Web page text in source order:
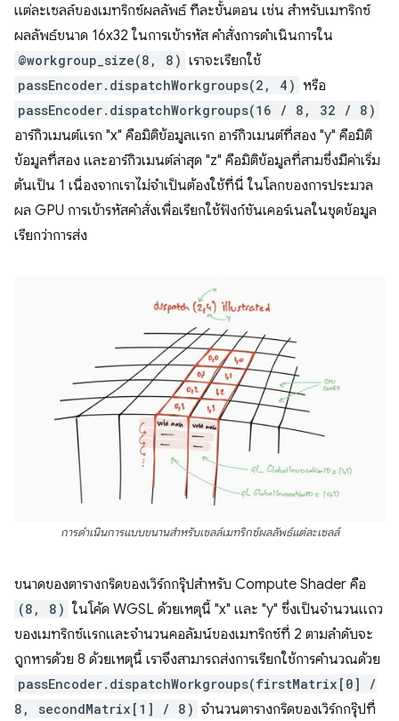
แต่ละเซลล์ของเมทริกซ์ผลลัพธ์ ทีละขั้นตอน เช่น สำหรับเมทริกซ์
ผลลัพธ์ขนาด 16x32 ในการเข้ารหัส คำสั่งการดำเนินการใน
@workgroup_size(8, 8) เราจะเรียกใช้
passEncoder.dispatchWorkgroups(2, 4) หรือ
passEncoder.dispatchWorkgroups(16 / 8, 32 / 8)
อาร์กิวเมนต์แรก "x" คือมิติข้อมูลแรก อาร์กิวเมนต์ที่สอง "y" คือมิติ
ข้อมูลที่สอง และอาร์กิวเมนต์ล่าสุด "z" คือมิติข้อมูลที่สามซึ่งมีค่าเริ่ม
ต้นเป็น 1 เนื่องจากเราไม่จำเป็นต้องใช้ที่นี่ ในโลกของการประมวล
ผล GPU การเข้ารหัสคำสั่งเพื่อเรียกใช้ฟังก์ชันเคอร์เนลในชุดข้อมูล
เรียกว่าการส่ง
การดำเนินการแบบขนานสำหรับเซลล์เมทริกซ์ผลลัพธ์แต่ละเซลล์
ขนาดของตารางกริดของเวิร์กกรุ๊ปสำหรับ Compute Shader คือ
(8, 8) ในโค้ด WGSL ด้วยเหตุนี้ "x" และ "y" ซึ่งเป็นจำนวนแถว
ของเมทริกซ์แรกและจำนวนคอลัมน์ของเมทริกซ์ที่ 2 ตามลำดับจะ
ถูกหารด้วย 8 ด้วยเหตุนี้ เราจึงสามารถส่งการเรียกใช้การคำนวณด้วย
passEncoder.dispatchWorkgroups(firstMatrix[0] /
8, secondMatrix[1] / 8) จำนวนตารางกริดของเวิร์กกรุ๊ปที่